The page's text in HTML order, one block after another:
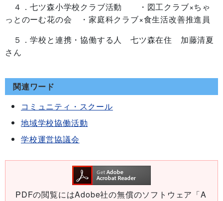
４．七ツ森小学校クラブ活動 ・図工クラブ×ちゃ
っとのーむ花の会 ・家庭科クラブ×食生活改善推進員
５．学校と連携・協働する人 七ツ森在住 加藤清夏
さん
関連ワード
コミュニティ・スクール
地域学校協働活動
学校運営協議会
PDFの閲覧にはAdobe社の無償のソフトウェア「A